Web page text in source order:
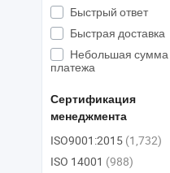
Быстрый ответ
Быстрая доставка
Небольшая сумма
платежа
Сертификация
менеджмента
ISO9001:2015 (1,732)
ISO 14001 (988)